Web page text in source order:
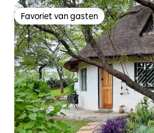
Favoriet van gasten
Favoriet van gasten